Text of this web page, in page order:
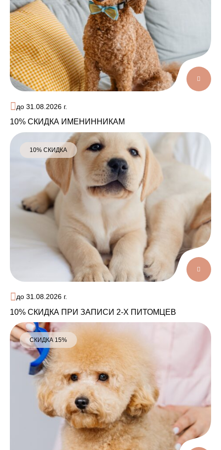
до 31.08.2026 г.
10% СКИДКА ИМЕНИННИКАМ
10% СКИДКА
до 31.08.2026 г.
10% СКИДКА ПРИ ЗАПИСИ 2-Х ПИТОМЦЕВ
СКИДКА 15%